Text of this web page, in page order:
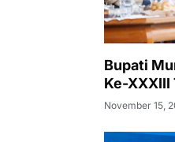
Bupati
Ke-
November 15,